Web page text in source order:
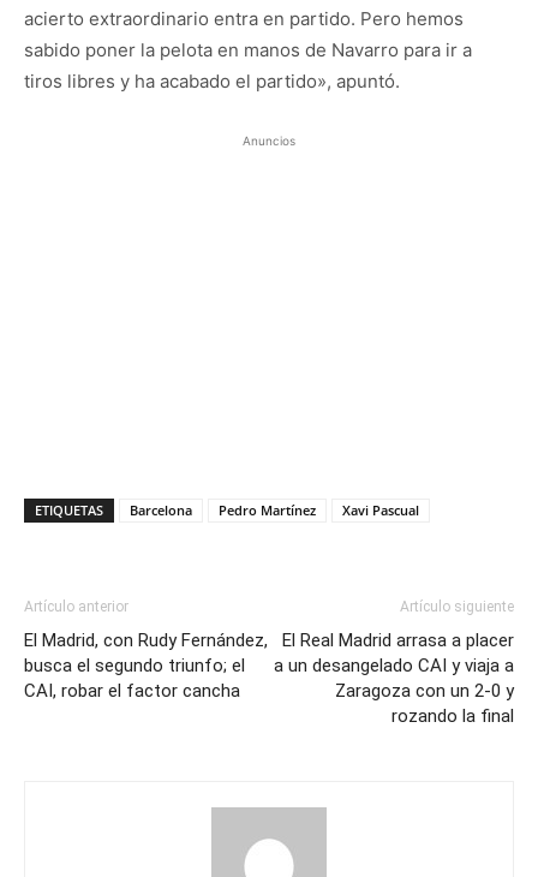
acierto extraordinario entra en partido. Pero hemos
sabido poner la pelota en manos de Navarro para ir a
tiros libres y ha acabado el partido», apuntó.
Anuncios
ETIQUETAS Barcelona Pedro Martínez Xavi Pascual
Artículo anterior
El Madrid, con Rudy Fernández,
busca el segundo triunfo; el
CAI, robar el factor cancha
Artículo siguiente
El Real Madrid arrasa a placer
a un desangelado CAI y viaja a
Zaragoza con un 2-0 y
rozando la final